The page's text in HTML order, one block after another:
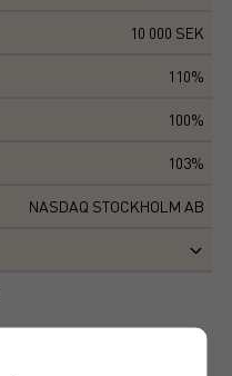
10 000 SEK
110%
100%
103%
NASDAQ STOCKHOLM AB